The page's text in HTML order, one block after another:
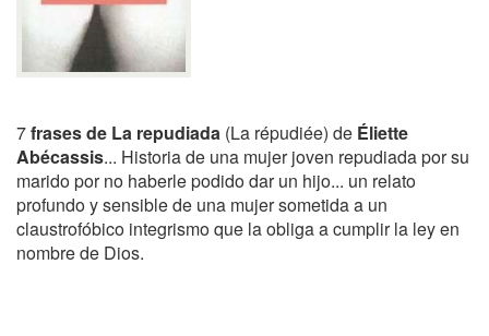
7frases de La repudiada (La répudiée) de Éliette
Abécassis... Historia de una mujer joven repudiada por su
marido por no haberle podido dar un hijo... un relato
profundo y sensible de una mujer sometida a un
claustrofóbico integrismo que la obliga a cumplir la ley en
nombre de Dios.